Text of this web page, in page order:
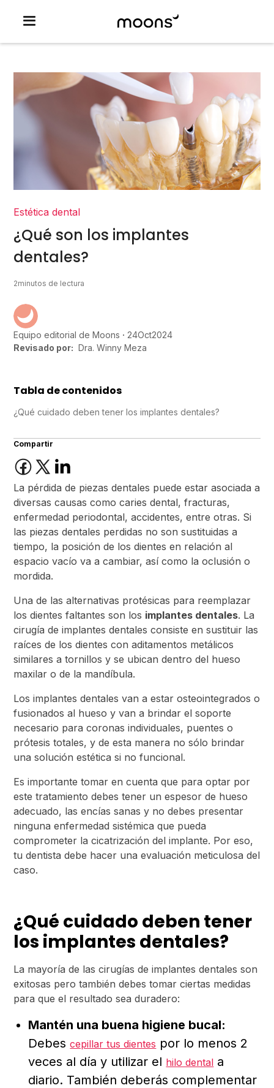
Estética dental
¿Qué son los implantes
dentales?
2minutos de lectura
Equipo editorial de Moons 24Oct2024
Revisado por: Dra. Winny Meza
Tabla de contenidos
¿Qué cuidado deben tener los implantes dentales?
Compartir
La pérdida de piezas dentales puede estar asociada a
diversas causas como caries dental, fracturas,
enfermedad periodontal, accidentes, entre otras. Si
las piezas dentales perdidas no son sustituidas a
tiempo, la posición de los dientes en relación al
espacio vacío va a cambiar, así como la oclusión o
mordida.
Una de las alternativas protésicas para reemplazar
los dientes faltantes son los implantes dentales. La
cirugía de implantes dentales consiste en sustituir las
raíces de los dientes con aditamentos metálicos
similares a tornillos y se ubican dentro del hueso
maxilar o de la mandíbula.
Los implantes dentales van a estar osteointegrados o
fusionados al hueso y van a brindar el soporte
necesario para coronas individuales, puentes o
prótesis totales, y de esta manera no sólo brindar
una solución estética si no funcional.
Es importante tomar en cuenta que para optar por
este tratamiento debes tener un espesor de hueso
adecuado, las encías sanas y no debes presentar
ninguna enfermedad sistémica que pueda
comprometer la cicatrización del implante. Por eso,
tu dentista debe hacer una evaluación meticulosa del
caso.
¿Qué cuidado deben tener
los implantes dentales?
La mayoría de las cirugías de implantes dentales son
exitosas pero también debes tomar ciertas medidas
para que el resultado sea duradero:
Mantén una buena higiene bucal:
Debescepillar tus dientes por lo menos 2
veces al día y utilizar el hilo dental a
diario. También deberás complementar